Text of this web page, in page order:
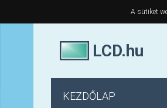
A sütiket
LCD.hu
KEZDŐLAP